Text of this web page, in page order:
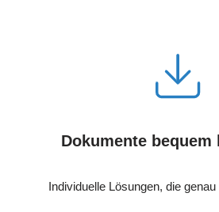
Dokumente bequem
Individuelle Lösungen, die